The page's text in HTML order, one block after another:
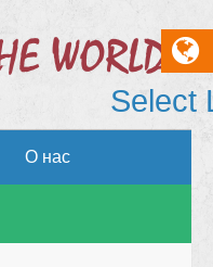
О нас
Select